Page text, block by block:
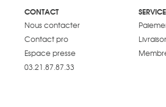
CONTACT
Nous contacter
Contact pro
Espace presse
03.21.87.87.33